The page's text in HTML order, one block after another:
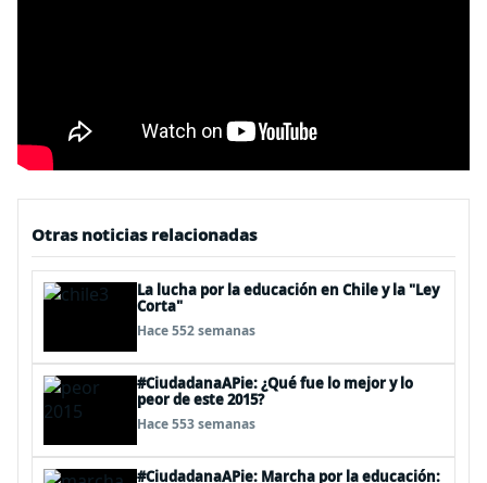
Otras noticias relacionadas
La lucha por la educación en Chile y la "Ley
Corta"
Hace 552 semanas
#CiudadanaAPie: ¿Qué fue lo mejor y lo
peor de este 2015?
Hace 553 semanas
#CiudadanaAPie: Marcha por la educación: